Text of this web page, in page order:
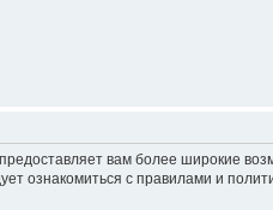
вам более широкие
ознакомиться с правилами и